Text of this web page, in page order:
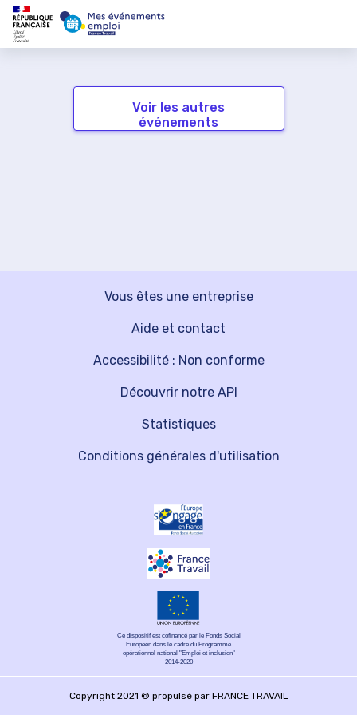
Voir les autres
événements
Vous êtes une entreprise
Découvrir notre API
Aide et contact
Statistiques
Accessibilité : Non conforme
Conditions générales d'utilisation
Ce dispositif est cofinancé par le Fonds Social
Européen dans le cadre du Programme
opérationnel national "Emploi et inclusion"
2014-2020
Copyright 2021 © propulsé par FRANCE TRAVAIL